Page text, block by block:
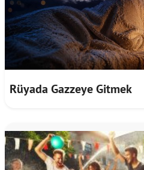
Rüyada Gazzeye Gitmek